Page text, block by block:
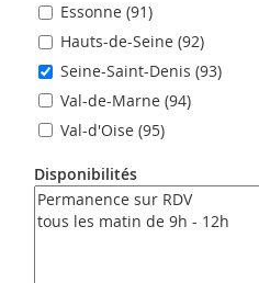
Essonne (91)
Hauts-de-Seine (92)
Seine-Saint-Denis (93)
Val-de-Marne (94)
Val-d'Oise (95)
Disponibilités